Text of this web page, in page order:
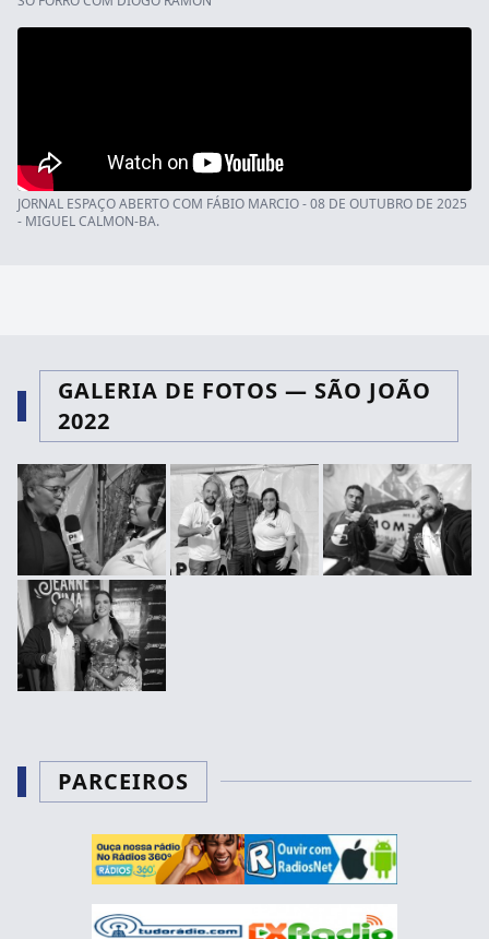
leticia trivelato
eu queria oferecer o tema,,,desaprender/brunno carvalho,,,em
especial p\\\\beto com mui amore,,blz
JORNAL ESPAÇO ABERTO COM FÁBIO MARCIO - 08 DE OUTUBRO DE 2025
- MIGUEL CALMON-BA.
GALERIA DE FOTOS — SÃO JOÃO
2022
PARCEIROS